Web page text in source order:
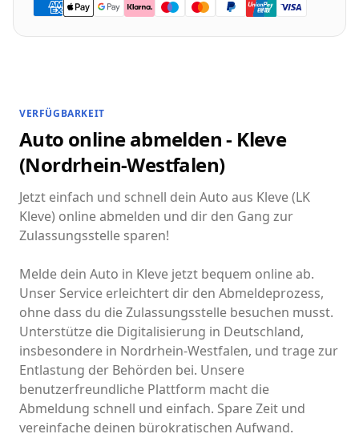
VERFÜGBARKEIT
Auto online abmelden - Kleve
(Nordrhein-Westfalen)
Jetzt einfach und schnell dein Auto aus Kleve (LK
Kleve) online abmelden und dir den Gang zur
Zulassungsstelle sparen!
Melde dein Auto in Kleve jetzt bequem online ab.
Unser Service erleichtert dir den Abmeldeprozess,
ohne dass du die Zulassungsstelle besuchen musst.
Unterstütze die Digitalisierung in Deutschland,
insbesondere in Nordrhein-Westfalen, und trage zur
Entlastung der Behörden bei. Unsere
benutzerfreundliche Plattform macht die
Abmeldung schnell und einfach. Spare Zeit und
vereinfache deinen bürokratischen Aufwand.